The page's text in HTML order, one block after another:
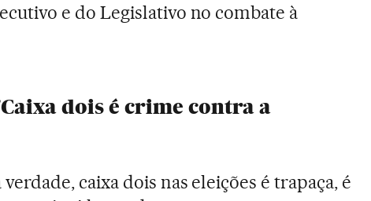
e do Legislativo no combate à
dois é crime contra a
verdade, caixa dois nas eleições é trapaça, é